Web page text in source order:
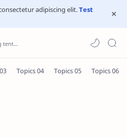
adipiscing elit.Test